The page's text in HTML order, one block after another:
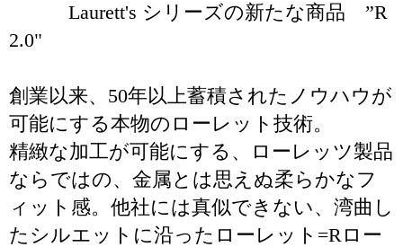
Laurett's シリーズの新たな商品 ”R
2.0"
創業以来、50年以上蓄積されたノウハウが
可能にする本物のローレット技術。
精緻な加工が可能にする、ローレッツ製品
ならではの、金属とは思えぬ柔らかなフ
ィット感。他社には真似できない、湾曲し
たシルエットに沿ったローレット=Rロー